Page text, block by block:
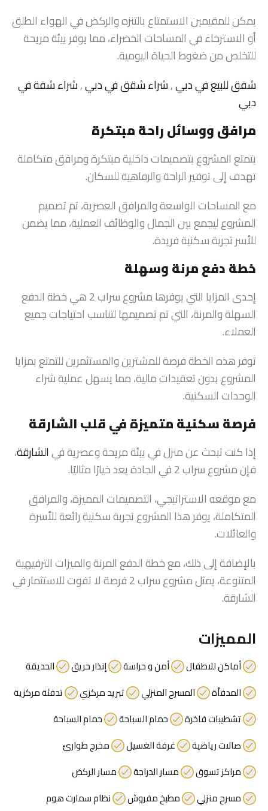
يمكن للمقيمين الاستمتاع بالتنزه والركض في الهواء الطلق
أو الاسترخاء في المساحات الخضراء، مما يوفر بيئة مريحة
للتخلص من ضغوط الحياة اليومية.
شقق للبيع في دبي,شراء شقق في دبي, ⁠شراء شقة في
دبي
مرافق ووسائل راحة مبتكرة
يتمتع المشروع بتصميمات داخلية مبتكرة ومرافق متكاملة
تهدف إلى توفير الراحة والرفاهية للسكان.
مع المساحات الواسعة والمرافق العصرية، تم تصميم
المشروع ليجمع بين الجمال والوظائف العملية، مما يضمن
للأسر تجربة سكنية فريدة.
خطة دفع مرنة وسهلة
إحدى المزايا التي يوفرها مشروع سراب 2 هي خطة الدفع
السهلة والمرنة، التي تم تصميمها لتناسب احتياجات جميع
العملاء.
توفر هذه الخطة فرصة للمشترين والمستثمرين للتمتع بمزايا
المشروع بدون تعقيدات مالية، مما يسهل عملية شراء
الوحدات السكنية.
فرصة سكنية متميزة في قلب الشارقة
إذا كنت تبحث عن منزل في بيئة مريحة وعصرية فيالشارقة،
فإن مشروع سراب 2 في الجادة يعد خيارًا مثاليًا.
مع موقعه الاستراتيجي، التصميمات المميزة، والمرافق
المتكاملة، يوفر هذا المشروع تجربة سكنية رائعة للأسرة
والعائلات.
بالإضافة إلى ذلك، مع خطة الدفع المرنة والميزات الترفيهية
المتنوعة، يمثل مشروع سراب 2 فرصة لا تفوت للاستثمار في
الشارقة.
المميزات
أماكن للاطفال أمن و حراسة إنذار حريق
الحديقة
المدفأة
المسرح المنزلي تبريد مركزي
تدفئة مركزية
تشطيبات فاخرة
حمام السباحة
حمام السباحة
صالات رياضية
غرفة الغسيل
مخرج طوارئ
مراكز تسوق
مسار الدراجة
مسار الركض
مسرح منزلي
مطبخ مفروش
نظام سمارت هوم